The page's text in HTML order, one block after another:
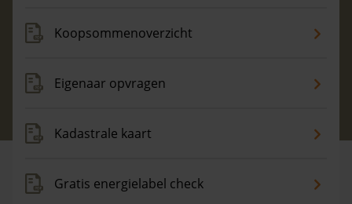
Koopsommenoverzicht
Eigenaar opvragen
Kadastrale kaart
Gratis energielabel check